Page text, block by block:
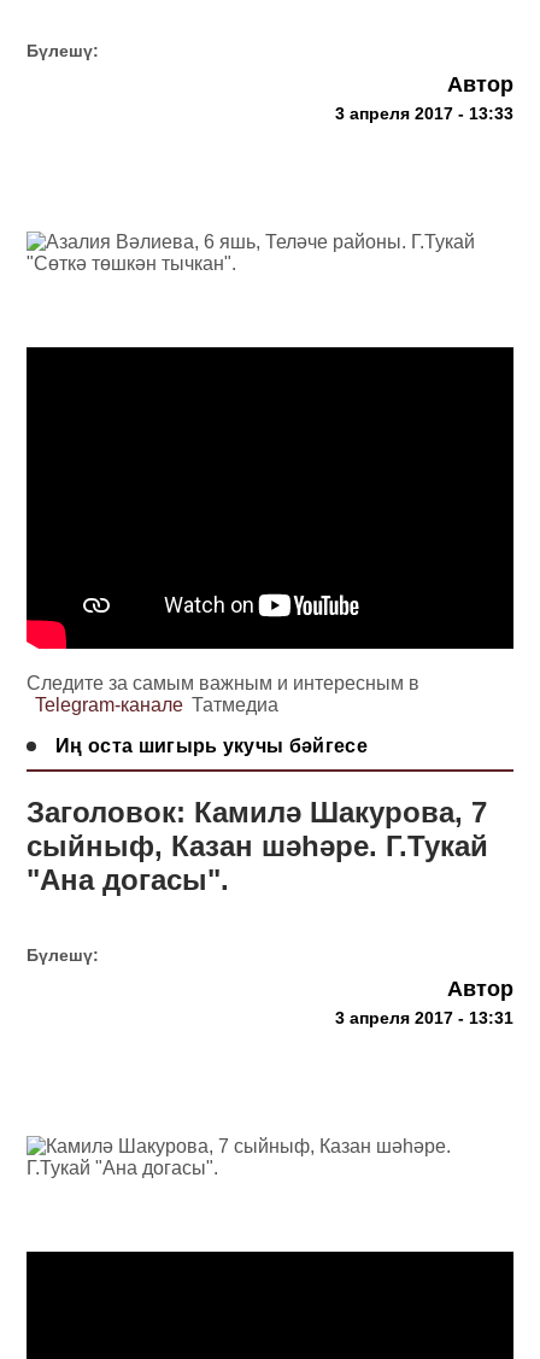
Бүлешү:
Автор
3 апреля 2017 - 13:33
Следите за самым важным и интересным в
Telegram-канале Татмедиа
Иң оста шигырь укучы бәйгесе
Заголовок: Камилә Шакурова, 7
сыйныф, Казан шәһәре. Г.Тукай
"Ана догасы".
Бүлешү:
Автор
3 апреля 2017 - 13:31